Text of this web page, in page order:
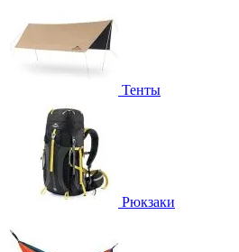
Тенты
Рюкзаки